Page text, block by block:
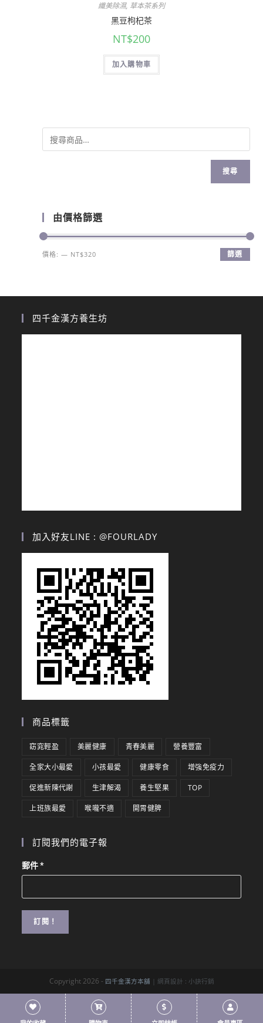
纖美除濕, 草本茶系列
黑豆枸杞茶
NT$200
加入購物車
搜尋
由價格篩選
篩選
價格:— NT$320
四千金漢方養生坊
加入好友LINE : @FOURLADY
商品標籤
窈窕輕盈 美麗健康 青春美麗 營養豐富
全家大小最愛 小孩最愛 健康零食 增強免疫力
促進新陳代謝 生津解渴 養生堅果 TOP
上班族最愛 喉嚨不適 開胃健脾
訂閱我們的電子報
郵件*
Copyright 2026 - 四千金漢方本舖 | 網頁設計 : 小訣行銷